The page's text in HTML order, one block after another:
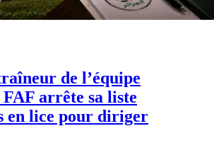
de l’équipe
arrête sa liste
en lice pour diriger